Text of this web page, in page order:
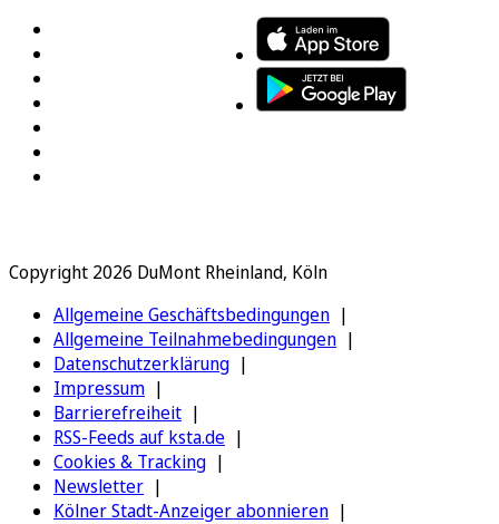
Copyright 2026 DuMont Rheinland, Köln
Allgemeine Geschäftsbedingungen
Allgemeine Teilnahmebedingungen
Datenschutzerklärung
Impressum
Barrierefreiheit
RSS-Feeds auf ksta.de
Cookies & Tracking
Newsletter
Kölner Stadt-Anzeiger abonnieren